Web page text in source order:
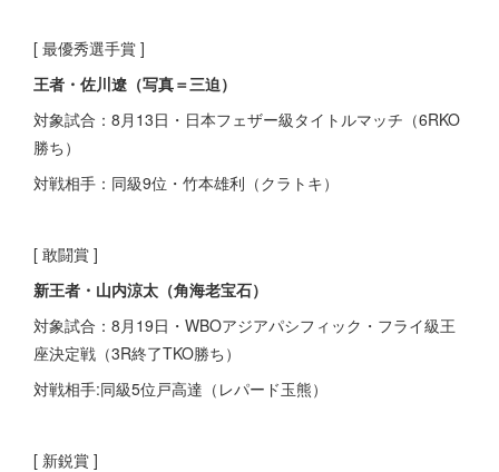
[ 最優秀選手賞 ]
王者・佐川遼（写真＝三迫）
対象試合：8月13日・日本フェザー級タイトルマッチ（6RKO
勝ち）
対戦相手：同級9位・竹本雄利（クラトキ）
[ 敢闘賞 ]
新王者・山内涼太（角海老宝石）
対象試合：8月19日・WBOアジアパシフィック・フライ級王
座決定戦（3R終了TKO勝ち）
対戦相手:同級5位戸高達（レパード玉熊）
[ 新鋭賞 ]